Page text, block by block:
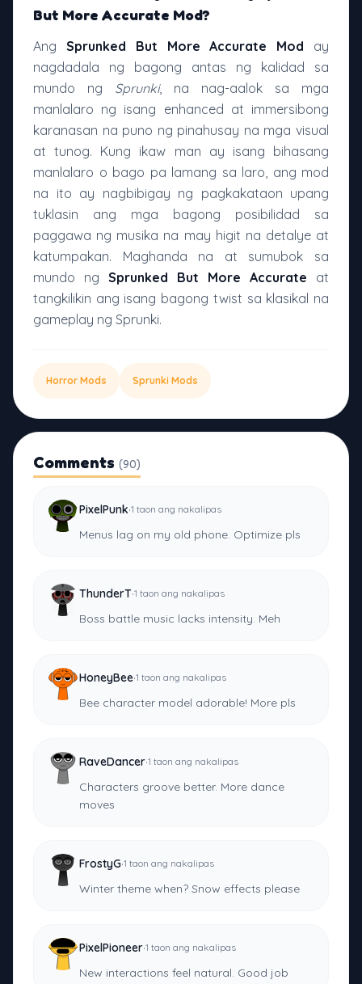
But More Accurate Mod?
Ang Sprunked But More Accurate Mod ay
nagdadala ng bagong antas ng kalidad sa
mundo ng Sprunki, na nag-aalok sa mga
manlalaro ng isang enhanced at immersibong
karanasan na puno ng pinahusay na mga visual
at tunog. Kung ikaw man ay isang bihasang
manlalaro o bago pa lamang sa laro, ang mod
na ito ay nagbibigay ng pagkakataon upang
tuklasin ang mga bagong posibilidad sa
paggawa ng musika na may higit na detalye at
katumpakan. Maghanda na at sumubok sa
mundo ng Sprunked But More Accurate at
tangkilikin ang isang bagong twist sa klasikal na
gameplay ng Sprunki.
Horror Mods Sprunki Mods
Comments (90)
PixelPunk·1 taon ang nakalipas
Menus lag on my old phone. Optimize pls
ThunderT·1 taon ang nakalipas
Boss battle music lacks intensity. Meh
HoneyBee·1 taon ang nakalipas
Bee character model adorable! More pls
RaveDancer·1 taon ang nakalipas
Characters groove better. More dance
moves
FrostyG·1 taon ang nakalipas
Winter theme when? Snow effects please
PixelPioneer·1 taon ang nakalipas
New interactions feel natural. Good job